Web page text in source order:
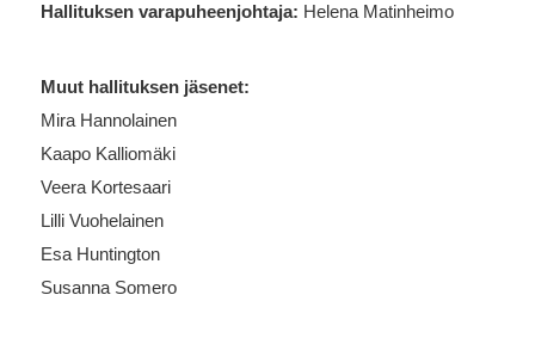
Hallituksen varapuheenjohtaja: Helena Matinheimo
Muut hallituksen jäsenet:
Mira Hannolainen
Kaapo Kalliomäki
Veera Kortesaari
Lilli Vuohelainen
Esa Huntington
Susanna Somero